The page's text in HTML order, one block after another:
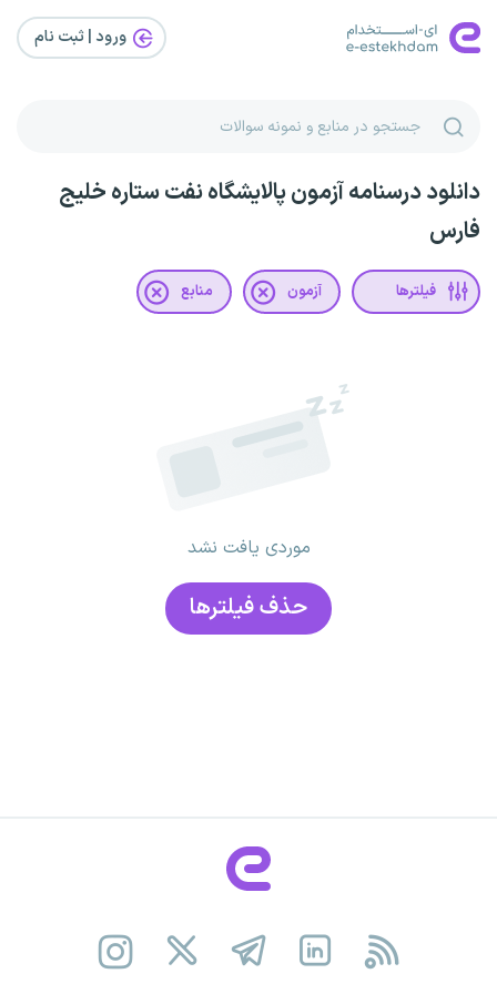
ورود | ثبت‌ نام
دانلود درسنامه آزمون پالایشگاه نفت ستاره خلیج
فارس
فیلترها آزمون منابع
موردی یافت نشد
حذف فیلتر‌ها